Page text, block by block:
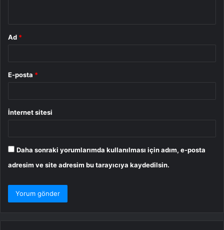
Ad *
E-posta *
İnternet sitesi
Daha sonraki yorumlarımda kullanılması için adım, e-posta
adresim ve site adresim bu tarayıcıya kaydedilsin.